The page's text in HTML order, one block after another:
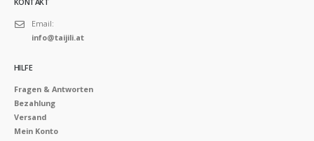
Email:
info@taijili.at
HILFE
Fragen & Antworten
Bezahlung
Versand
Mein Konto